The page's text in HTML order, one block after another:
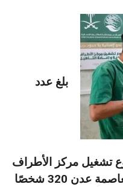
بلغ عدد
تشغيل مركز الأطراف
الصناعية وإعادة التأهيل في العاصمة عدن 320 شخصًا